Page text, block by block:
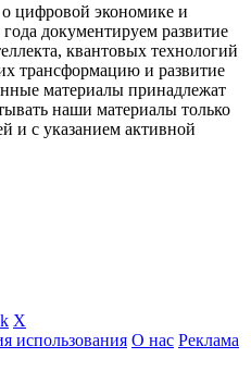
цифровой экономике и
документируем развитие
квантовых технологий
трансформацию и развитие
материалы принадлежат
наши материалы только
и с указанием активной
X
использования О нас Реклама